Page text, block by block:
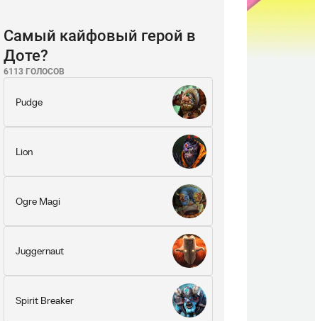
Самый кайфовый герой в
Доте?
6113 ГОЛОСОВ
Pudge
Lion
Ogre Magi
Juggernaut
Spirit Breaker